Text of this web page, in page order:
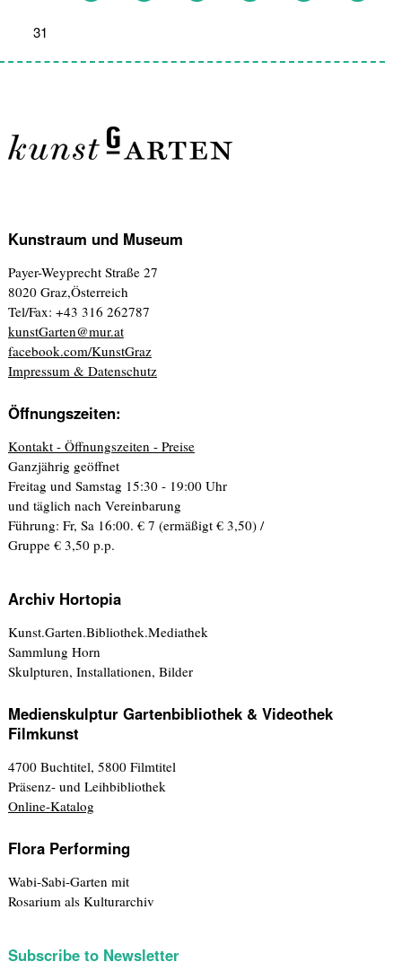
31
Kunstraum und Museum
Payer-Weyprecht Straße 27
8020 Graz,Österreich
Tel/Fax: +43 316 262787
kunstGarten@mur.at
facebook.com/KunstGraz
Impressum & Datenschutz
Öffnungszeiten:
Kontakt - Öffnungszeiten - Preise
Ganzjährig geöffnet
Freitag und Samstag 15:30 - 19:00 Uhr
und täglich nach Vereinbarung
Führung: Fr, Sa 16:00. € 7 (ermäßigt € 3,50) /
Gruppe € 3,50 p.p.
Archiv Hortopia
Kunst.Garten.Bibliothek.Mediathek
Sammlung Horn
Skulpturen, Installationen, Bilder
Medienskulptur Gartenbibliothek & Videothek
Filmkunst
4700 Buchtitel, 5800 Filmtitel
Präsenz- und Leihbibliothek
Online-Katalog
Flora Performing
Wabi-Sabi-Garten mit
Rosarium als Kulturarchiv
Subscribe to Newsletter